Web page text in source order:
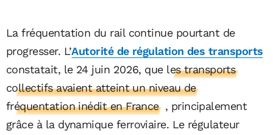
La fréquentation du rail continue pourtant de
progresser. L’Autorité de régulation des transports
constatait, le 24 juin 2026, queles transports
collectifs avaient atteint un niveau de
fréquentation inédit en France , principalement
grâce à la dynamique ferroviaire. Le régulateur